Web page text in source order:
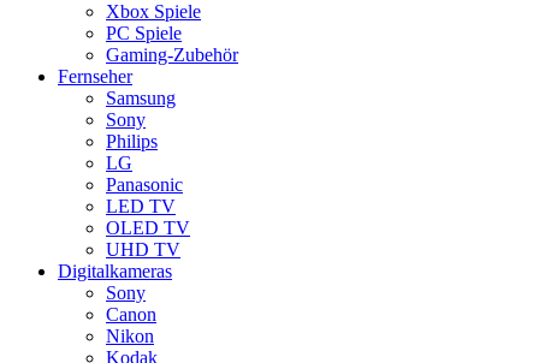
Xbox Spiele
PC Spiele
Gaming-Zubehör
Fernseher
Samsung
Sony
Philips
LG
Panasonic
LED TV
OLED TV
UHD TV
Digitalkameras
Sony
Canon
Nikon
Kodak